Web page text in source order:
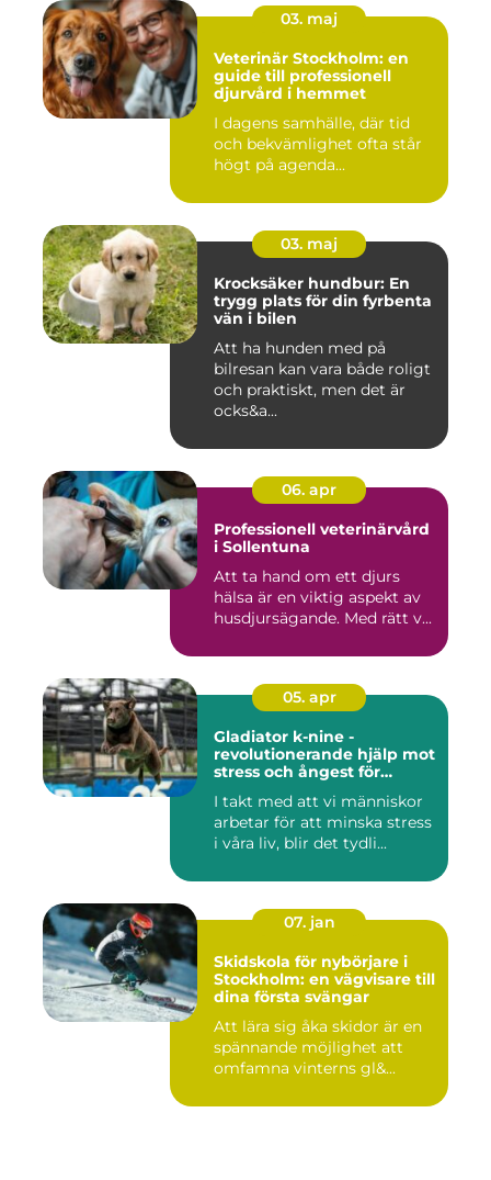
03. maj
Veterinär Stockholm: en
guide till professionell
djurvård i hemmet
I dagens samhälle, där tid
och bekvämlighet ofta står
högt på agenda...
03. maj
Krocksäker hundbur: En
trygg plats för din fyrbenta
vän i bilen
Att ha hunden med på
bilresan kan vara både roligt
och praktiskt, men det är
ocks&a...
06. apr
Professionell veterinärvård
i Sollentuna
Att ta hand om ett djurs
hälsa är en viktig aspekt av
husdjursägande. Med rätt v...
05. apr
Gladiator k-nine -
revolutionerande hjälp mot
stress och ångest för
I takt med att vi människor
arbetar för att minska stress
i våra liv, blir det tydli...
07. jan
Skidskola för nybörjare i
Stockholm: en vägvisare till
dina första svängar
Att lära sig åka skidor är en
spännande möjlighet att
omfamna vinterns gl&...